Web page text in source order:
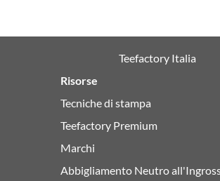
Teefactory Italia
Risorse
Tecniche di stampa
Teefactory Premium
Marchi
Abbigliamento Neutro